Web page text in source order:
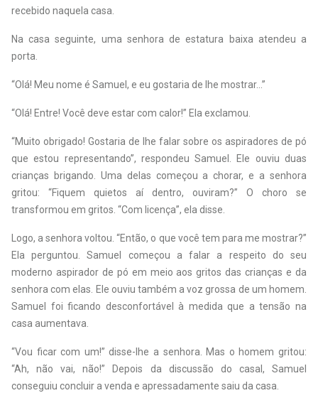
recebido naquela casa.
Na casa seguinte, uma senhora de estatura baixa atendeu a
porta.
“Olá! Meu nome é Samuel, e eu gostaria de lhe mostrar...”
“Olá! Entre! Você deve estar com calor!” Ela exclamou.
“Muito obrigado! Gostaria de lhe falar sobre os aspiradores de pó
que estou representando”, respondeu Samuel. Ele ouviu duas
crianças brigando. Uma delas começou a chorar, e a senhora
gritou: “Fiquem quietos aí dentro, ouviram?” O choro se
transformou em gritos. “Com licença”, ela disse.
Logo, a senhora voltou. “Então, o que você tem para me mostrar?”
Ela perguntou. Samuel começou a falar a respeito do seu
moderno aspirador de pó em meio aos gritos das crianças e da
senhora com elas. Ele ouviu também a voz grossa de um homem.
Samuel foi ficando desconfortável à medida que a tensão na
casa aumentava.
“Vou ficar com um!” disse-lhe a senhora. Mas o homem gritou:
“Ah, não vai, não!” Depois da discussão do casal, Samuel
conseguiu concluir a venda e apressadamente saiu da casa.